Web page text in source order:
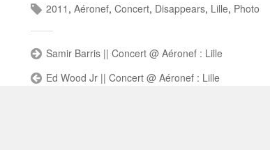
2011 ,Aéronef,Concert, Disappears, Lille, Photo
Samir Barris || Concert @ Aéronef : Lille
Ed Wood Jr || Concert @ Aéronef : Lille